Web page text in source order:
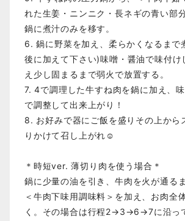
れた生姜・ニンニク・長ネギの青い部
鍋に煮汁のみを移す。
6. 鍋に野菜を加え、柔らかくなるまで
後に加えて下さい)味噌・醤油で味付け
え少し固まるまで弱火で放置する。
7. 4で調理した牛すね肉を鍋に加え、
で調整して出来上がり！
8. お好みで器にご飯を盛りその上から
りかけて召し上がれ☺️
＊時短ver. 薄切り肉を使う場合＊
鍋に少量の油を引き、牛肉を火が通る
＜牛肉下味用調味料＞を加え、お肉全
く。その場合は行程2→3→6→7に沿っ